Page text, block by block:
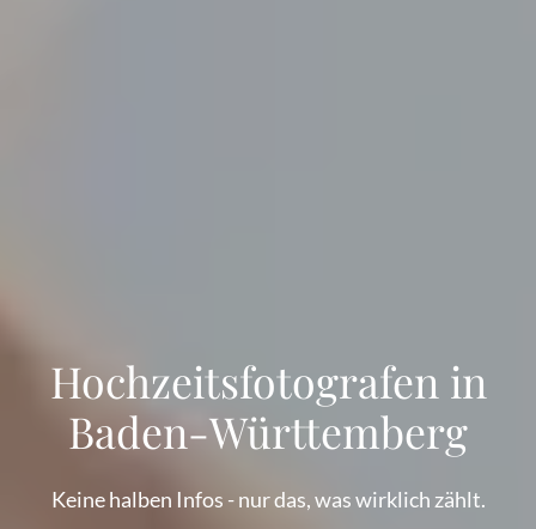
Hochzeitsfotografen in
Baden-Württemberg
Keine halben Infos - nur das, was wirklich zählt.